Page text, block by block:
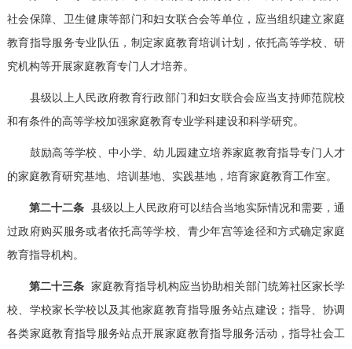
社会保障、卫生健康等部门和妇女联合会等单位，应当组织建立家庭
教育指导服务专业队伍，制定家庭教育培训计划，依托高等学校、研
究机构等开展家庭教育专门人才培养。
县级以上人民政府教育行政部门和妇女联合会应当支持师范院校
和有条件的高等学校加强家庭教育专业学科建设和科学研究。
鼓励高等学校、中小学、幼儿园建立培养家庭教育指导专门人才
的家庭教育研究基地、培训基地、实践基地，培育家庭教育工作室。
第二十二条 县级以上人民政府可以结合当地实际情况和需要，通
过政府购买服务或者依托高等学校、青少年宫等途径和方式确定家庭
教育指导机构。
第二十三条 家庭教育指导机构应当协助相关部门统筹社区家长学
校、学校家长学校以及其他家庭教育指导服务站点建设；指导、协调
各类家庭教育指导服务站点开展家庭教育指导服务活动，指导社会工